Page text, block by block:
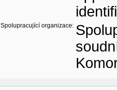
Spolupracující organizace: